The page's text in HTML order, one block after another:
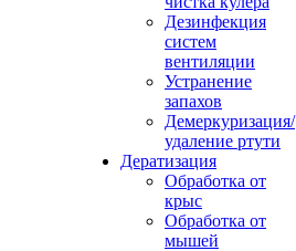
Дезинфекция
систем
вентиляции
Устранение
запахов
Демеркуризация/
удаление ртути
Дератизация
Обработка от
крыс
Обработка от
мышей